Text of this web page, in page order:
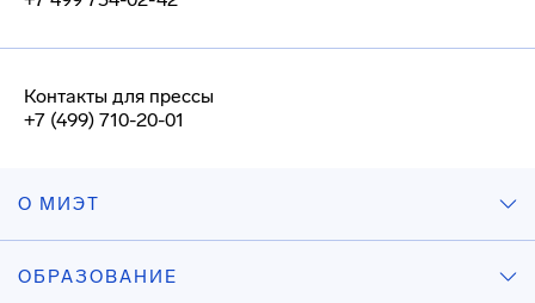
Контакты для прессы
+7 (499) 710-20-01
О МИЭТ
ОБРАЗОВАНИЕ